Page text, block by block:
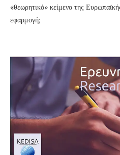
«θεωρητικό» κείμενο της
εφαρμογή;